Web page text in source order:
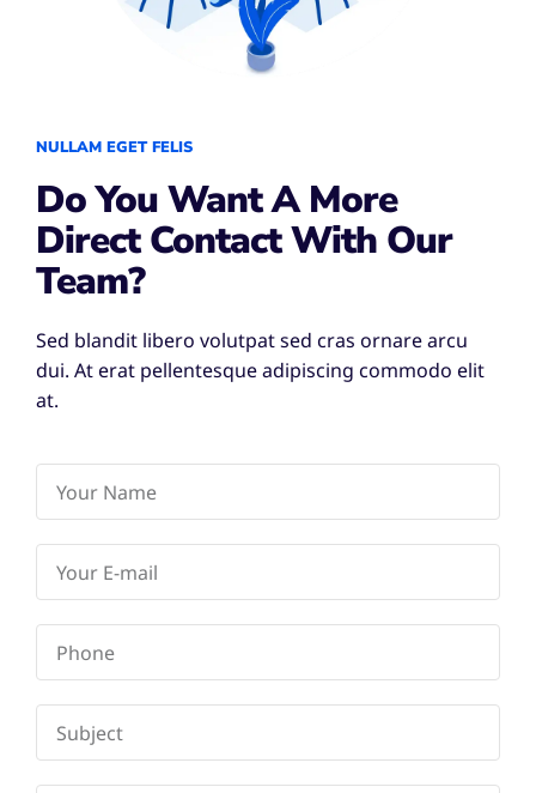
NULLAM EGET FELIS
Do You Want A More
Direct Contact With Our
Team?
Sed blandit libero volutpat sed cras ornare arcu
dui. At erat pellentesque adipiscing commodo elit
at.